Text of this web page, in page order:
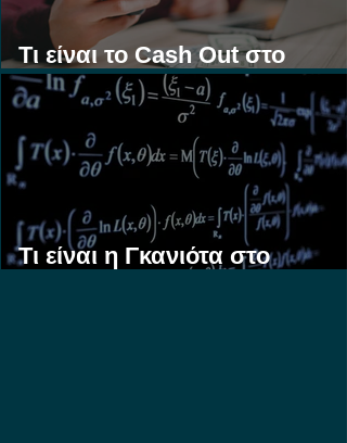
Τι είναι το Cash Out στο
Στοίχημα;
Τι είναι η Γκανιότα στο